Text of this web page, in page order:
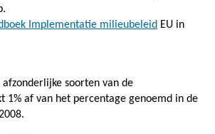
Implementatie milieubeleid EU in
soorten van de
1% af van het percentage genoemd in de